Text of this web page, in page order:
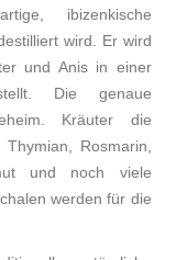
ibizenkische
wird. Er wird
und Anis in einer
Die genaue
Kräuter die
Rosmarin,
und noch viele
werden für die